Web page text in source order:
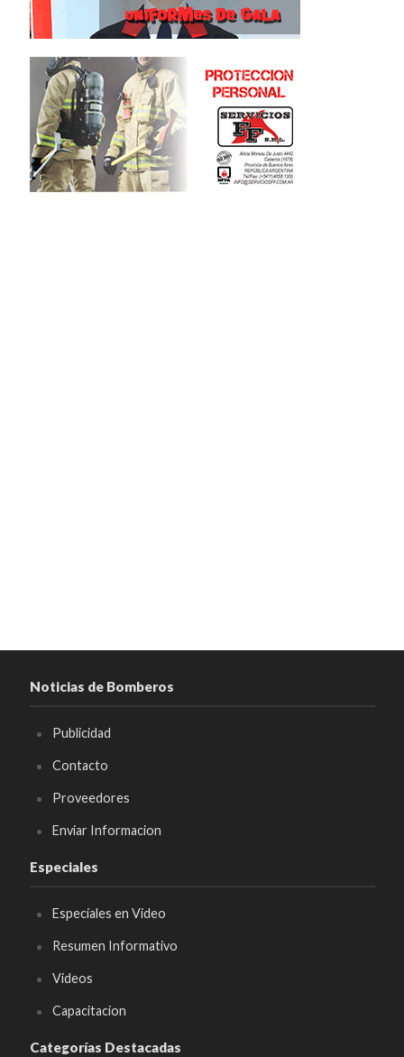
Noticias de Bomberos
Publicidad
Contacto
Proveedores
Enviar Informacion
Especiales
Especiales en Video
Resumen Informativo
Videos
Capacitacion
Categorías Destacadas